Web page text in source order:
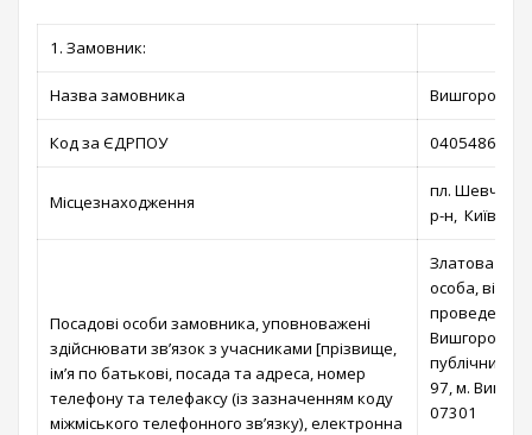
1. Замовник:
Назва замовника
Код за ЄДРПОУ 04054866
Місцезнаходження
пл.
р-н,
Посадові особи замовника, уповноважені
здійснювати зв’язок з учасниками [прізвище,
ім’я по батькові, посада та адреса, номер
телефону та телефаксу (із зазначенням коду
міжміського телефонного зв’язку), електронна
Златова
особа,
проведення
публічних
97, м.
07301